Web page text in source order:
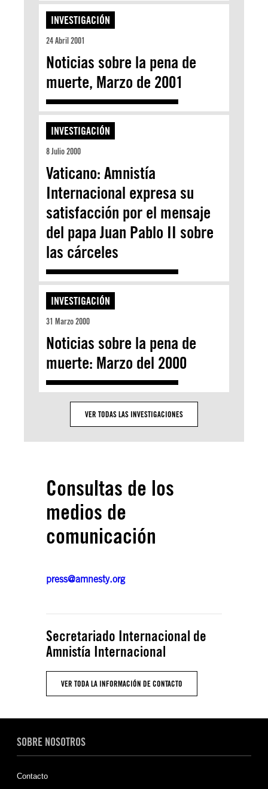
INVESTIGACIÓN
24 Abril 2001
Noticias sobre la pena de
muerte, Marzo de 2001
INVESTIGACIÓN
8 Julio 2000
Vaticano: Amnistía
Internacional expresa su
satisfacción por el mensaje
del papa Juan Pablo II sobre
las cárceles
INVESTIGACIÓN
31 Marzo 2000
Noticias sobre la pena de
muerte: Marzo del 2000
VER TODAS LAS INVESTIGACIONES
Consultas de los
medios de
comunicación
press@amnesty.org
Secretariado Internacional de
Amnistía Internacional
VER TODA LA INFORMACIÓN DE CONTACTO
SOBRE NOSOTROS
Contacto